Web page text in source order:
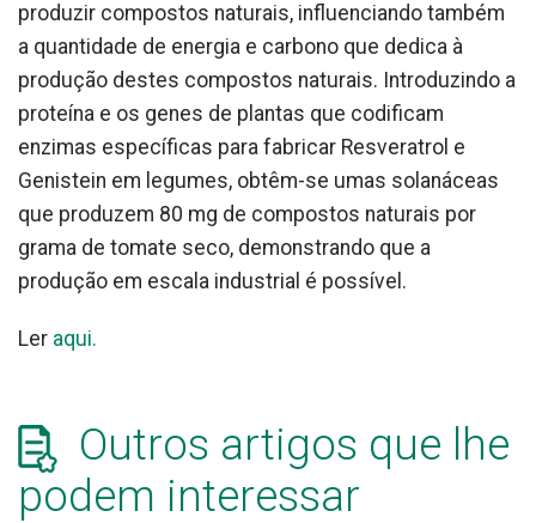
produzir compostos naturais, influenciando também
a quantidade de energia e carbono que dedica à
produção destes compostos naturais. Introduzindo a
proteína e os genes de plantas que codificam
enzimas específicas para fabricar Resveratrol e
Genistein em legumes, obtêm-se umas solanáceas
que produzem 80 mg de compostos naturais por
grama de tomate seco, demonstrando que a
produção em escala industrial é possível.
Ler aqui.
Outros artigos que lhe
podem interessar